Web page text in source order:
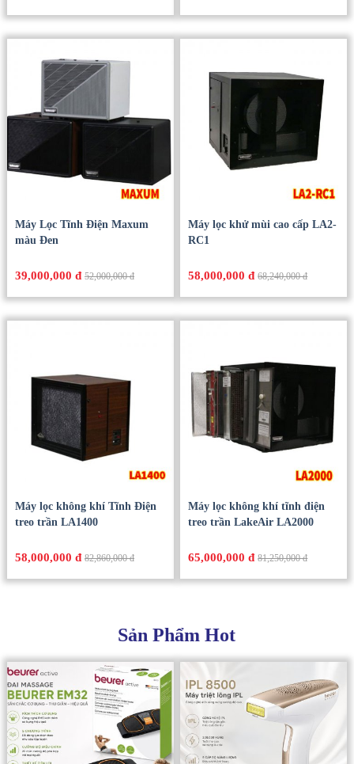
Máy Lọc Tĩnh Điện Maxum
màu Đen
39,000,000 đ 52,000,000 đ
Máy lọc khử mùi cao cấp LA2-
RC1
58,000,000 đ 68,240,000 đ
Máy lọc không khí Tĩnh Điện
treo trần LA1400
58,000,000 đ 82,860,000 đ
Máy lọc không khí tĩnh điện
treo trần LakeAir LA2000
65,000,000 đ 81,250,000 đ
Sản Phẩm Hot